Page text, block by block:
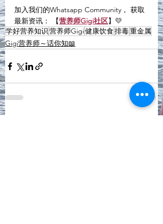
加入我们的Whatsapp Community， 获取
最新资讯： 【营养师Gigi社区】💛
学好营养知识营养师Gigi健康饮食排毒重金属
Gigi营养师～话你知📖